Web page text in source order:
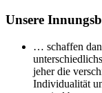
Unsere
… schaffen
jeher die
Individualität